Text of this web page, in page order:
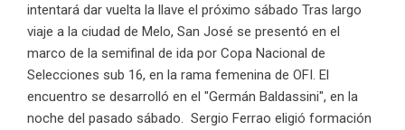
intentará dar vuelta la llave el próximo sábado Tras largo
viaje a la ciudad de Melo, San José se presentó en el
marco de la semifinal de ida por Copa Nacional de
Selecciones sub 16, en la rama femenina de OFI. El
encuentro se desarrolló en el "Germán Baldassini", en la
noche del pasado sábado. Sergio Ferrao eligió formación